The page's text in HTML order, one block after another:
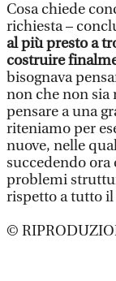
Cosa chiede
richiesta –
al più presto a
costruire
bisognava
non che non sia
pensare a una
riteniamo per
nuove, nelle
succedendo
problemi
rispetto a tutto il
©